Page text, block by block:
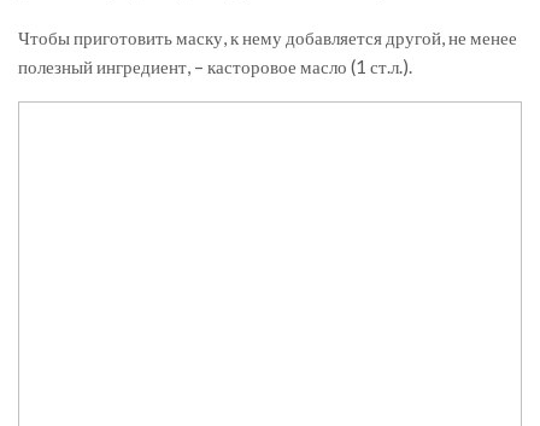
Чтобы приготовить маску, к нему добавляется другой, не менее
полезный ингредиент, – касторовое масло (1 ст.л.).